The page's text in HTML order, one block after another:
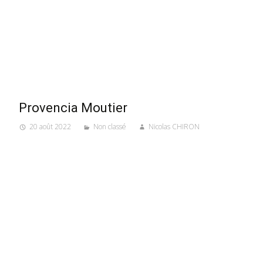
Provencia Moutier
20 août 2022 Non classé Nicolas CHIRON